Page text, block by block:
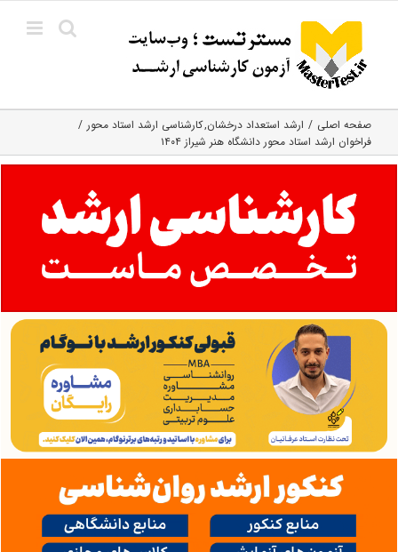
content
صفحه اصلی ارشد استعداد درخشان کارشناسی ارشد استاد محور
فراخوان ارشد استاد محور دانشگاه هنر شیراز ۱۴۰۴